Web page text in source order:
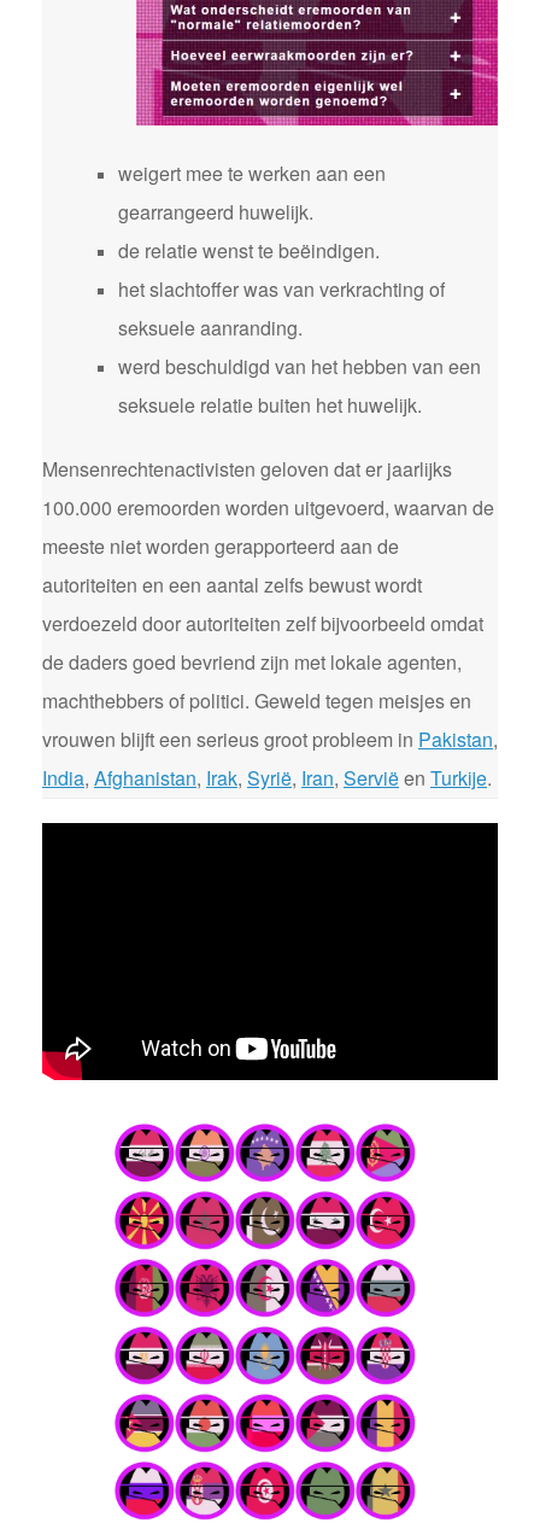
weigert mee te werken aan een
gearrangeerd huwelijk.
de relatie wenst te beëindigen.
het slachtoffer was van verkrachting of
seksuele aanranding.
werd beschuldigd van het hebben van een
seksuele relatie buiten het huwelijk.
Mensenrechtenactivisten geloven dat er jaarlijks
100.000 eremoorden worden uitgevoerd, waarvan de
meeste niet worden gerapporteerd aan de
autoriteiten en een aantal zelfs bewust wordt
verdoezeld door autoriteiten zelf bijvoorbeeld omdat
de daders goed bevriend zijn met lokale agenten,
machthebbers of politici. Geweld tegen meisjes en
vrouwen blijft een serieus groot probleem in Pakistan,
India, Afghanistan, Irak, Syrië, Iran, Serviëen Turkije.